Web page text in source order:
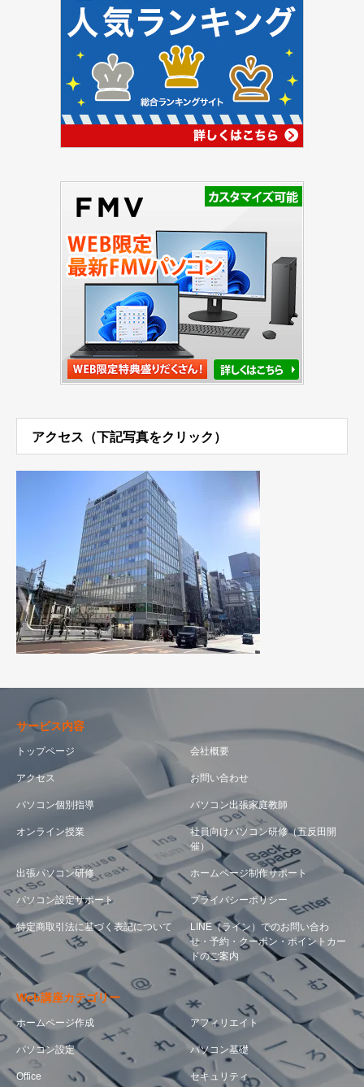
アクセス（下記写真をクリック）
サービス内容
トップページ 会社概要
アクセス お問い合わせ
パソコン個別指導 パソコン出張家庭教師
オンライン授業
社員向けパソコン研修（五反田開
催）
出張パソコン研修 ホームページ制作サポート
パソコン設定サポート プライバシーポリシー
特定商取引法に基づく表記について
LINE（ライン）でのお問い合わ
せ・予約・クーポン・ポイントカー
ドのご案内
Web講座カテゴリー
ホームページ作成 アフィリエイト
パソコン設定 パソコン基礎
Office セキュリティ